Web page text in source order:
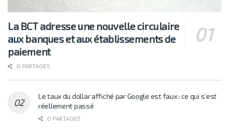
La BCT adresse une nouvelle circulaire
aux banques et aux établissements de
paiement
0 PARTAGES
Le taux du dollar affiché par Google est faux : ce qui s’est
réellement passé
0 PARTAGES